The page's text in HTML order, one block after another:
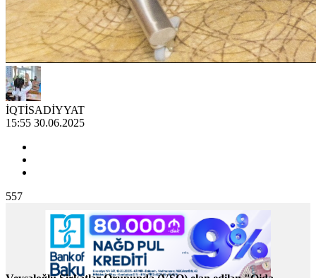
İQTİSADİYYAT
15:55 30.06.2025
557